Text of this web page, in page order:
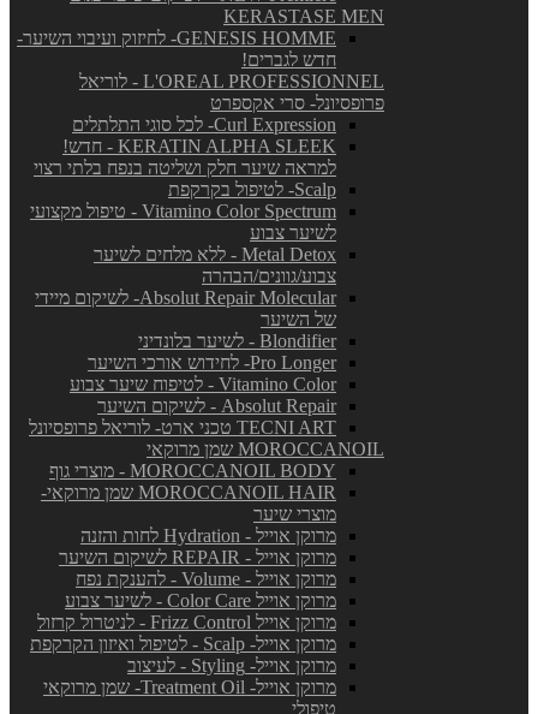
KERASTASE MEN
GENESIS HOMME- לחיזוק ועיבוי השיער-
חדש לגברים!
L'OREAL PROFESSIONNEL - לוריאל
פרופסיונל- סרי אקספרט
Curl Expression- לכל סוגי התלתלים
KERATIN ALPHA SLEEK - חדש!
למראה שיער חלק ושליטה בנפח בלתי רצוי
Scalp- לטיפול בקרקפת
Vitamino Color Spectrum - טיפול מקצועי
לשיער צבוע
Metal Detox - ללא מלחים לשיער
צבוע/גוונים/הבהרה
Absolut Repair Molecular- לשיקום מיידי
של השיער
Blondifier - לשיער בלונדיני
Pro Longer- לחידוש אורכי השיער
Vitamino Color - לטיפוח שיער צבוע
Absolut Repair - לשיקום השיער
TECNI ART טכני ארט- לוריאל פרופסיונל
MOROCCANOIL שמן מרוקאי
MOROCCANOIL BODY - מוצרי גוף
MOROCCANOIL HAIR שמן מרוקאי-
מוצרי שיער
מרוקן אוייל - Hydration לחות והזנה
מרוקן אוייל - REPAIR לשיקום השיער
מרוקן אוייל - Volume - להענקת נפח
מרוקן אוייל Color Care - לשיער צבוע
מרוקן אוייל Frizz Control - לניטרול קרזול
מרוקן אוייל- Scalp - לטיפול ואיזון הקרקפת
מרוקן אוייל- Styling - לעיצוב
מרוקן אוייל- Treatment Oil- שמן מרוקאי
טיפולי